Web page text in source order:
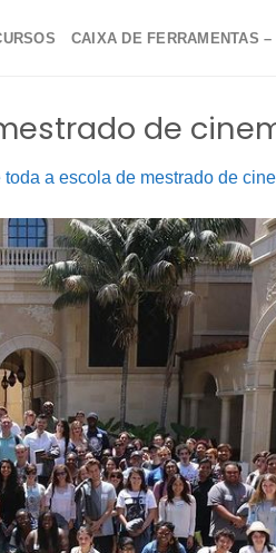
CAIXA DE FERRAMENTAS
de
toda a escola de mestrado de